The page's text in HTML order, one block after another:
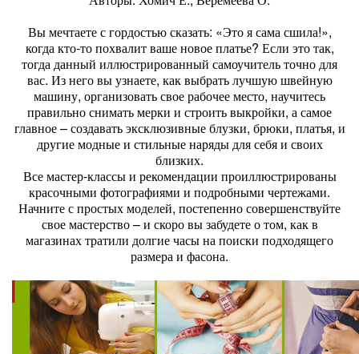
Вы мечтаете с гордостью сказать: «Это я сама сшила!»,
когда кто-то похвалит ваше новое платье? Если это так,
тогда данный иллюстрированный самоучитель точно для
вас. Из него вы узнаете, как выбрать лучшую швейную
машину, организовать свое рабочее место, научитесь
правильно снимать мерки и строить выкройки, а самое
главное – создавать эксклюзивные блузки, брюки, платья, и
другие модные и стильные наряды для себя и своих
близких.
Все мастер-классы и рекомендации проиллюстрированы
красочными фотографиями и подробными чертежами.
Начните с простых моделей, постепенно совершенствуйте
свое мастерство – и скоро вы забудете о том, как в
магазинах тратили долгие часы на поиски подходящего
размера и фасона.